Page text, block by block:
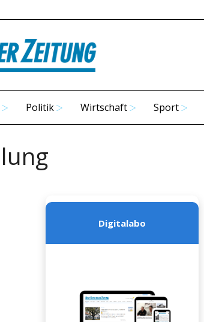
Politik Wirtschaft Sport